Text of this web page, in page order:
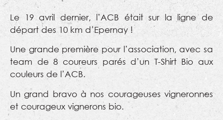
Le 19 avril dernier, l’ACB était sur la ligne de
départ des 10 km d’Epernay !
Une grande première pour l’association, avec sa
team de 8 coureurs parés d’un T-Shirt Bio aux
couleurs de l’ACB.
Un grand bravo à nos courageuses vigneronnes
et courageux vignerons bio.